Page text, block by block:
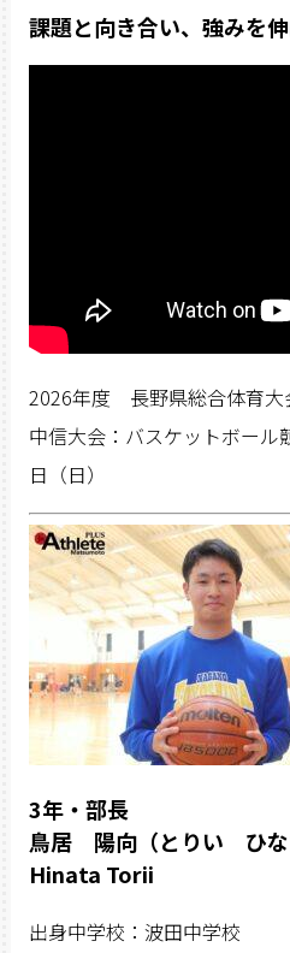
課題と向き合い、強みを
2026年度 長野県総合体育大
中信大会：バスケットボール
日（日）
3年・部長
鳥居 陽向（とりい ひな
Hinata Torii
出身中学校：波田中学校